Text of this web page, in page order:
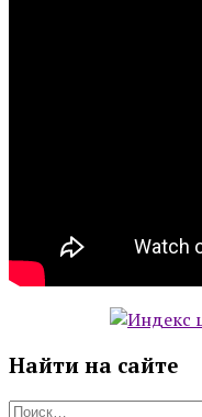
Найти на сайте
Найти: